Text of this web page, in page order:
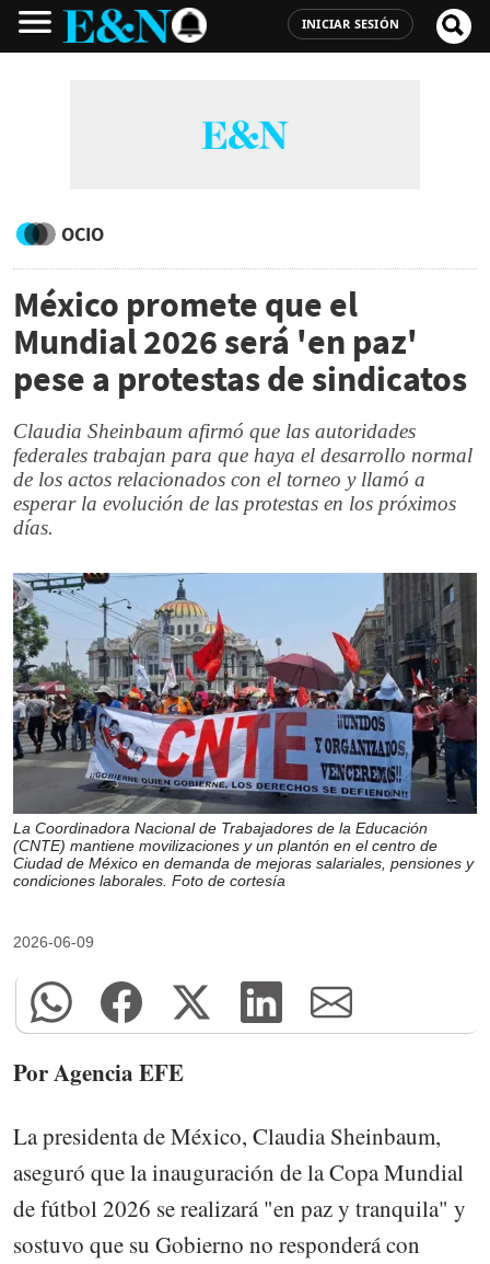
INICIAR SESIÓN
OCIO
México promete que el
Mundial 2026 será 'en paz'
pese a protestas de sindicatos
Claudia Sheinbaum afirmó que las autoridades
federales trabajan para que haya el desarrollo normal
de los actos relacionados con el torneo y llamó a
esperar la evolución de las protestas en los próximos
días.
La Coordinadora Nacional de Trabajadores de la Educación
(CNTE) mantiene movilizaciones y un plantón en el centro de
Ciudad de México en demanda de mejoras salariales, pensiones y
condiciones laborales. Foto de cortesía
2026-06-09
Por Agencia EFE
La presidenta de México, Claudia Sheinbaum,
aseguró que la inauguración de la Copa Mundial
de fútbol 2026 se realizará "en paz y tranquila" y
sostuvo que su Gobierno no responderá con